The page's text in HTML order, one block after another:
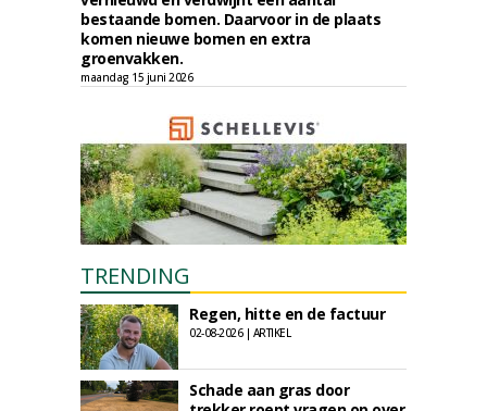
bestaande bomen. Daarvoor in de plaats
komen nieuwe bomen en extra
groenvakken.
maandag 15 juni 2026
TRENDING
Regen, hitte en de factuur
02-08-2026 | ARTIKEL
Schade aan gras door